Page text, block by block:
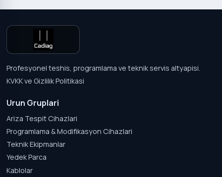
Profesyonel teshis, programlama ve teknik servis altyapisi.
KVKK ve Gizlilik Politikasi
Urun Gruplari
Ariza Tespit Cihazlari
Programlama & Modifikasyon Cihazlari
Teknik Ekipmanlar
Yedek Parca
Kablolar